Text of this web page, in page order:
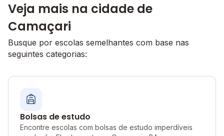
Veja mais na cidade de
Camaçari
Busque por escolas semelhantes com base nas
seguintes categorias:
Bolsas de estudo
Encontre escolas com bolsas de estudo imperdíveis